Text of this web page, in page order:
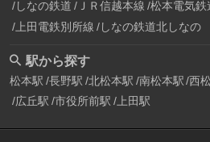
しなの鉄道 ＪＲ信越本線 松本電気鉄
上田電鉄別所線 しなの鉄道北しなの
駅から探す
松本駅 長野駅 北松本駅 南松本駅 西
広丘駅 市役所前駅 上田駅